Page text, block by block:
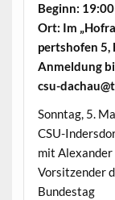
Beginn:
Ort: Im
pertshofen 5,
Anmel­dung
csu-
Son­ntag, 5.
CSU-
mit
Vor­sitzen­der
Bundestag